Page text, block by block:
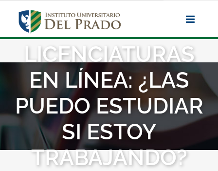
contenido
LICENCIATURAS
EN LÍNEA: ¿LAS
PUEDO ESTUDIAR
SI ESTOY
TRABAJANDO?